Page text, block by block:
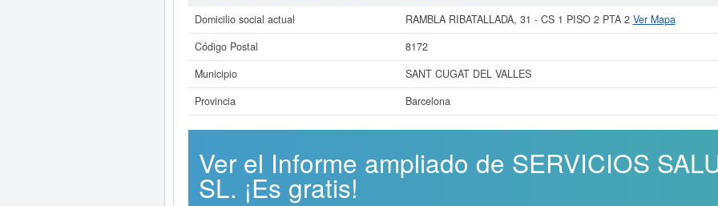
Domicilio social actual
RAMBLA RIBATALLADA, 31 - CS 1 PISO 2 PTA 2 Ver Mapa
Código Postal
8172
Municipio
SANT CUGAT DEL VALLES
Provincia
Barcelona
Ver el Informe ampliado de SERVICIOS
SL. ¡Es gratis!